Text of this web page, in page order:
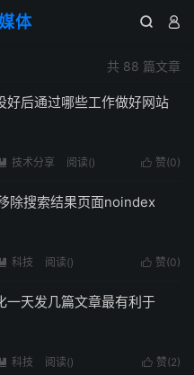
体  
共 88 篇文章
好后通过哪些工作做好网站
 赞(0)
 技术分享 阅读()
除搜索结果页面noindex
 赞(0)
 科技 阅读()
一天发几篇文章最有利于
 赞(2)
 科技 阅读()